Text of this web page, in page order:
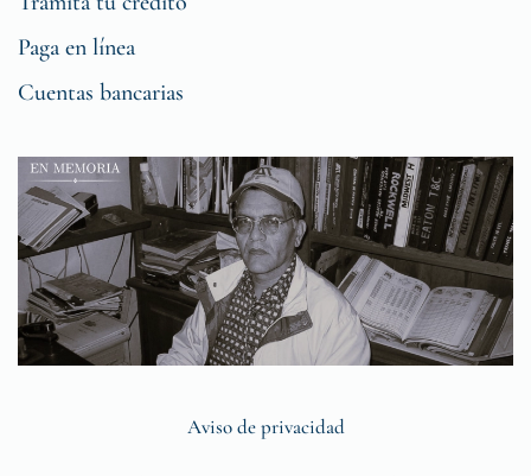
Paga en línea
Cuentas bancarias
Aviso de privacidad